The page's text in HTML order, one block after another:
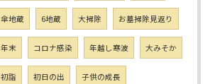
傘地蔵 6地蔵 大掃除 お墓掃除見返り
年末 コロナ感染 年越し寒波 大みそか
初詣 初日の出 子供の成長